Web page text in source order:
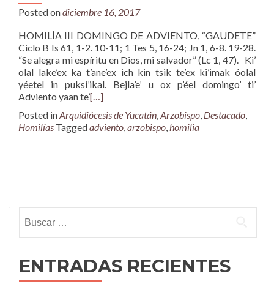
Posted ondiciembre 16, 2017
HOMILÍA III DOMINGO DE ADVIENTO, “GAUDETE”
Ciclo B Is 61, 1-2. 10-11; 1 Tes 5, 16-24; Jn 1, 6-8. 19-28.
“Se alegra mi espíritu en Dios, mi salvador” (Lc 1, 47). Ki’
olal lake’ex ka t’ane’ex ich kin tsik te’ex ki’imak óolal
yéetel in puksi’ikal. Bejla’e’ u ox p’éel domingo’ ti’
Adviento yaan te’[…]
Posted inArquidiócesis de Yucatán,Arzobispo, Destacado,
Homilías Taggedadviento,arzobispo,homilia
navigation
ENTRADAS RECIENTES